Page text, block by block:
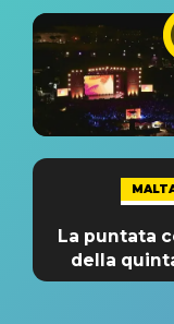
La puntata
della